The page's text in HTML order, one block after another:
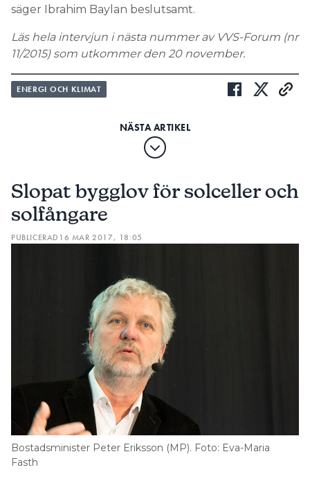
säger Ibrahim Baylan beslutsamt.
Läs hela intervjun i nästa nummer av VVS-Forum (nr
11/2015) som utkommer den 20 november.
ENERGI OCH KLIMAT
Slopat bygglov för solceller och
solfångare
PUBLICERAD 16 MAR 2017, 18:05
Bostadsminister Peter Eriksson (MP). Foto: Eva-Maria
Fasth